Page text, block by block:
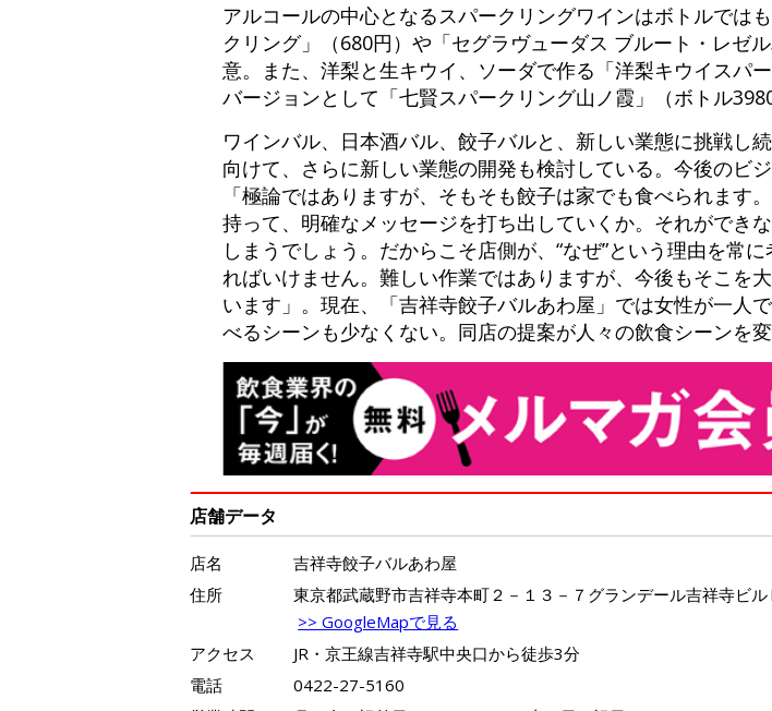
アルコールの中心となるスパークリングワインはボトルでは
クリング」（680円）や「セグラヴューダス ブルート・レゼ
意。また、洋梨と生キウイ、ソーダで作る「洋梨キウイスパ
バージョンとして「七賢スパークリング山ノ霞」（ボトル
ワインバル、日本酒バル、餃子バルと、新しい業態に挑戦し
向けて、さらに新しい業態の開発も検討している。今後のビ
「極論ではありますが、そもそも餃子は家でも食べられます
持って、明確なメッセージを打ち出していくか。それができ
しまうでしょう。だからこそ店側が、“なぜ”という理由を常
ればいけません。難しい作業ではありますが、今後もそこを
います」。現在、「吉祥寺餃子バルあわ屋」では女性が一人
べるシーンも少なくない。同店の提案が人々の飲食シーンを
店舗データ
店名
吉祥寺餃子バルあわ屋
住所
東京都武蔵野市吉祥寺本町２－１３－７グランデール吉祥寺ビル
>> GoogleMapで見る
アクセス
JR・京王線吉祥寺駅中央口から徒歩3分
電話
0422-27-5160